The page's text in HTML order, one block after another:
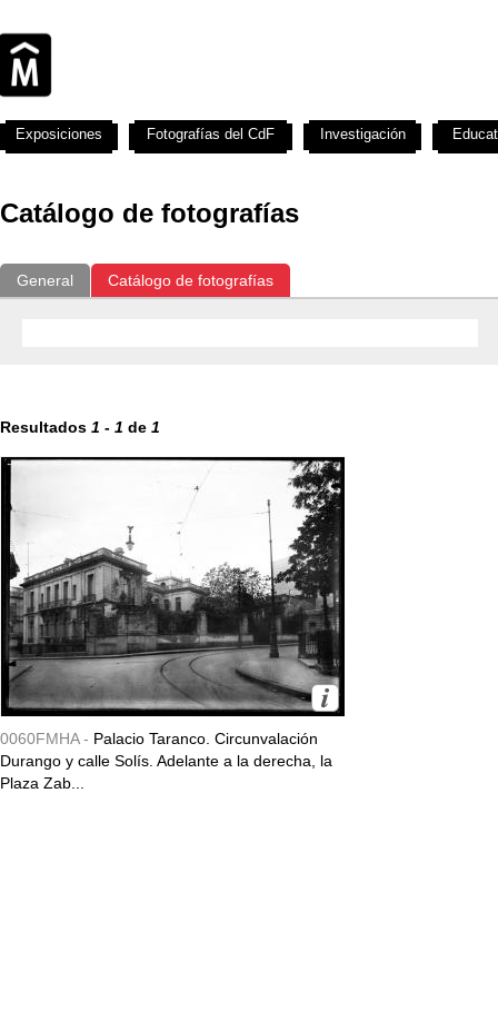
Catálogo de fotografías
General Catálogo de fotografías
Resultados 1 - 1 de 1
0060FMHA - Palacio Taranco. Circunvalación
Durango y calle Solís. Adelante a la derecha, la
Plaza Zab...
Exposiciones Fotografías del CdF Investigación